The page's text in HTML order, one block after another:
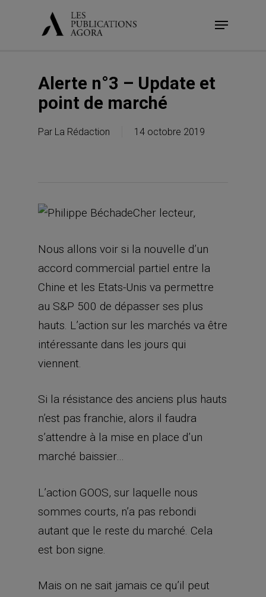
Menu
Alerte n°3 – Update et
point de marché
Par La Rédaction 14 octobre 2019
Cher lecteur,
Nous allons voir si la nouvelle d’un
accord commercial partiel entre la
Chine et les Etats-Unis va permettre
au S&P 500 de dépasser ses plus
hauts. L’action sur les marchés va être
intéressante dans les jours qui
viennent.
Si la résistance des anciens plus hauts
n’est pas franchie, alors il faudra
s’attendre à la mise en place d’un
marché baissier…
L’action GOOS, sur laquelle nous
sommes courts, n’a pas rebondi
autant que le reste du marché. Cela
est bon signe.
Mais on ne sait jamais ce qu’il peut